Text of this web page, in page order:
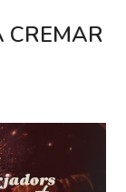
CREMAR